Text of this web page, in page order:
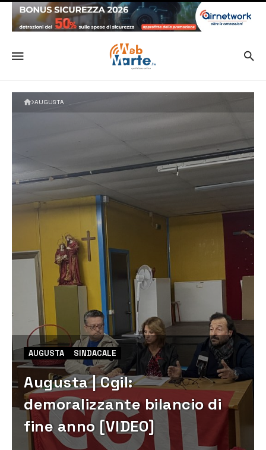
AUGUSTA
AUGUSTA SINDACALE
Augusta | Cgil:
demoralizzante bilancio di
fine anno [VIDEO]